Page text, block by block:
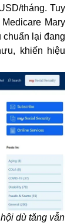
tháng. Tuy
Mary
chuẩn lại đang
khiến hiệu
dù tăng vẫn